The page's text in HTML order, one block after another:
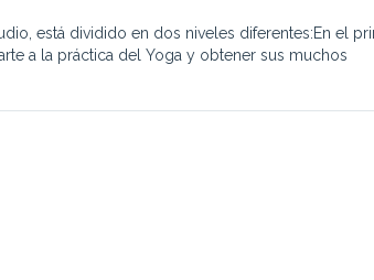
está dividido en dos niveles diferentes:En el
a la práctica del Yoga y obtener sus muchos